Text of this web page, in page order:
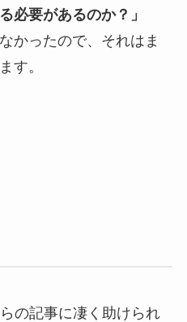
必要があるのか？」
かったので、それはま
す。
の記事に凄く助けられ